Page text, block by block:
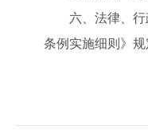
六、法律、行
条例实施细则》